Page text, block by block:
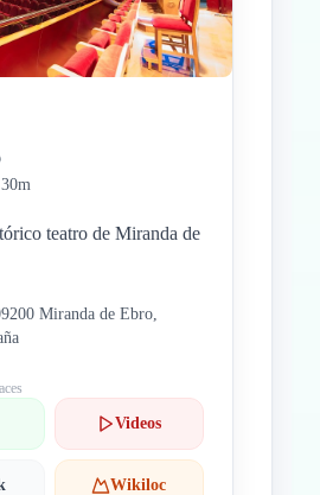
teatro de Miranda de
Miranda de Ebro,
Videos
Wikiloc